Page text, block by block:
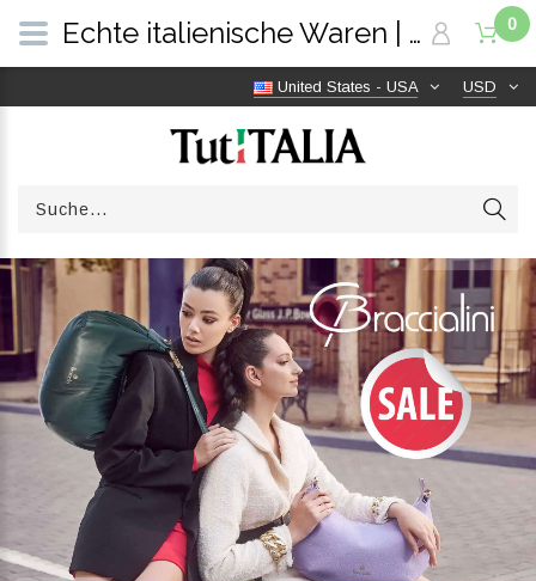
USD
United States - USA
0
Echte italienische Waren | Versandkostenfrei weltweit | TutITALIA